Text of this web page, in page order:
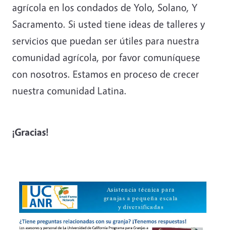
agrícola en los condados de Yolo, Solano, Y
Sacramento. Si usted tiene ideas de talleres y
servicios que puedan ser útiles para nuestra
comunidad agrícola, por favor comuníquese
con nosotros. Estamos en proceso de crecer
nuestra comunidad Latina.
¡Gracias!
Image